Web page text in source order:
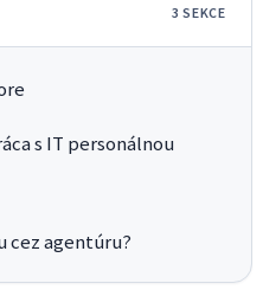
3 SEKCE
s IT personálnou
cez agentúru?